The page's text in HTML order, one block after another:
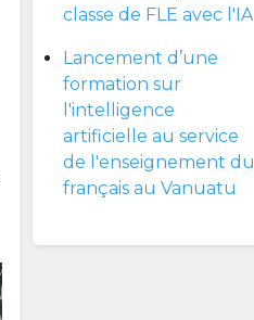
classe de FLE avec l'IA
Lancement d’une
formation sur
l'intelligence
artificielle au service
de l'enseignement du
français au Vanuatu